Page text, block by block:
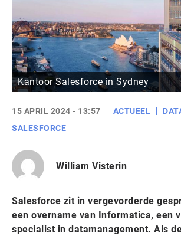
Kantoor Salesforce in Sydney
15 APRIL 2024 - 13:57 ACTUEEL
SALESFORCE
William Visterin
Salesforce zit in vergevorderde
een overname van Informatica, een
specialist in datamanagement. Als